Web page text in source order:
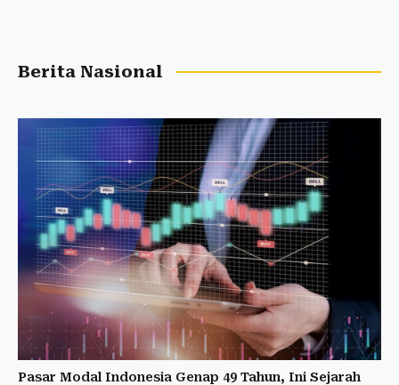
Berita Nasional
Pasar Modal Indonesia Genap 49 Tahun, Ini Sejarah